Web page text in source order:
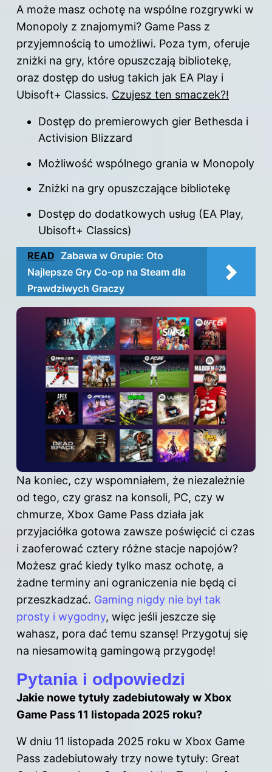
A może masz ochotę na wspólne rozgrywki w
Monopoly z znajomymi? Game Pass z
przyjemnością to umożliwi. Poza tym, oferuje
zniżki na gry, które opuszczają bibliotekę,
oraz dostęp do usług takich jak EA Play i
Ubisoft+ Classics. Czujesz ten smaczek?!
Dostęp do premierowych gier Bethesda i
Activision Blizzard
Możliwość wspólnego grania w Monopoly
Zniżki na gry opuszczające bibliotekę
Dostęp do dodatkowych usług (EA Play,
Ubisoft+ Classics)
READ Zabawa w Grupie: Oto
Najlepsze Gry Co-op na Steam dla
Prawdziwych Graczy
Na koniec, czy wspomniałem, że niezależnie
od tego, czy grasz na konsoli, PC, czy w
chmurze, Xbox Game Pass działa jak
przyjaciółka gotowa zawsze poświęcić ci czas
i zaoferować cztery różne stacje napojów?
Możesz grać kiedy tylko masz ochotę, a
żadne terminy ani ograniczenia nie będą ci
przeszkadzać. Gaming nigdy nie był tak
prosty i wygodny, więc jeśli jeszcze się
wahasz, pora dać temu szansę! Przygotuj się
na niesamowitą gamingową przygodę!
Pytania i odpowiedzi
Jakie nowe tytuły zadebiutowały w Xbox
Game Pass 11 listopada 2025 roku?
W dniu 11 listopada 2025 roku w Xbox Game
Pass zadebiutowały trzy nowe tytuły: Great